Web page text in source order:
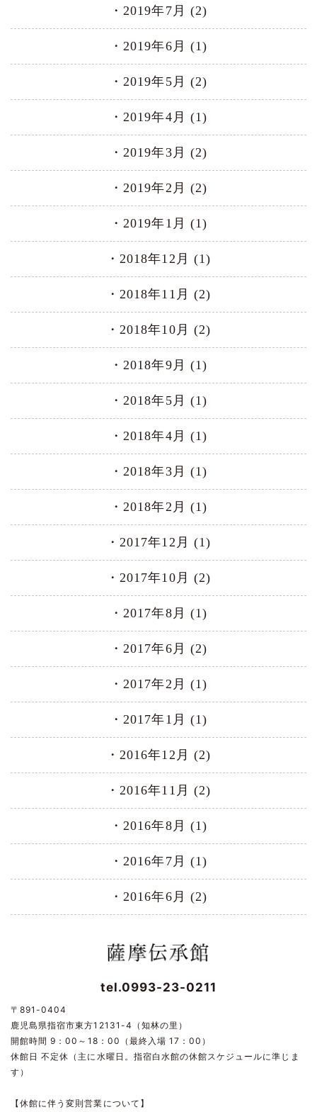
2019年7月 (2)
2019年6月 (1)
2019年5月 (2)
2019年4月 (1)
2019年3月 (2)
2019年2月 (2)
2019年1月 (1)
2018年12月 (1)
2018年11月 (2)
2018年10月 (2)
2018年9月 (1)
2018年5月 (1)
2018年4月 (1)
2018年3月 (1)
2018年2月 (1)
2017年12月 (1)
2017年10月 (2)
2017年8月 (1)
2017年6月 (2)
2017年2月 (1)
2017年1月 (1)
2016年12月 (2)
2016年11月 (2)
2016年8月 (1)
2016年7月 (1)
2016年6月 (2)
tel.0993-23-0211
〒891-0404
鹿児島県指宿市東方12131-4（知林の里）
開館時間 9：00～18：00（最終入場 17：00）
休館日 不定休（主に水曜日。指宿白水館の休館スケジュールに準じま
す）
【休館に伴う変則営業について】